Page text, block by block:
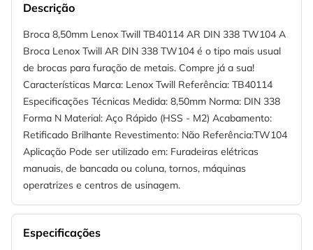
Descrição
Broca 8,50mm Lenox Twill TB40114 AR DIN 338 TW104 A
Broca Lenox Twill AR DIN 338 TW104 é o tipo mais usual
de brocas para furação de metais. Compre já a sua!
Características Marca: Lenox Twill Referência: TB40114
Especificações Técnicas Medida: 8,50mm Norma: DIN 338
Forma N Material: Aço Rápido (HSS - M2) Acabamento:
Retificado Brilhante Revestimento: Não Referência:TW104
Aplicação Pode ser utilizado em: Furadeiras elétricas
manuais, de bancada ou coluna, tornos, máquinas
operatrizes e centros de usinagem.
Especificações